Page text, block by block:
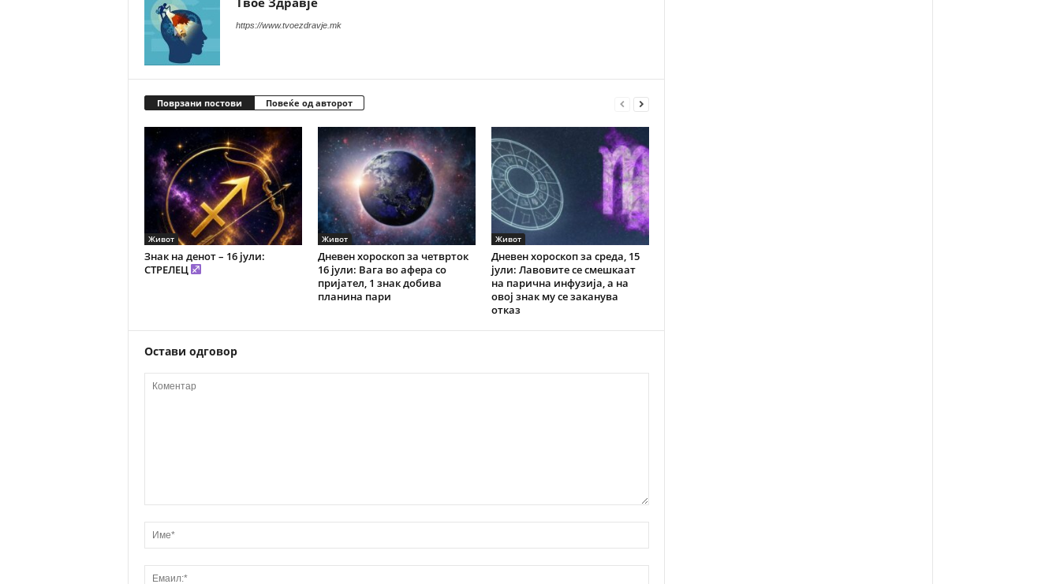
https://www.tvoezdravje.mk
Поврзани постови Повеќе од авторот
Живот
Знак на денот – 16 јули:
СТРЕЛЕЦ
Живот
Дневен хороскоп за четврток
16 јули: Вага во афера со
пријател, 1 знак добива
планина пари
Живот
Дневен хороскоп за среда, 15
јули: Лавовите се смешкаат
на парична инфузија, а на
овој знак му се заканува
отказ
Остави одговор